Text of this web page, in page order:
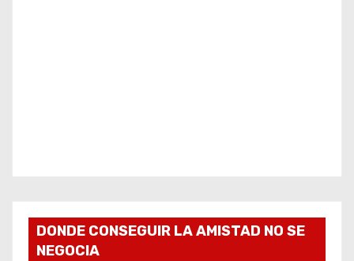
DONDE CONSEGUIR LA AMISTAD NO SE
NEGOCIA